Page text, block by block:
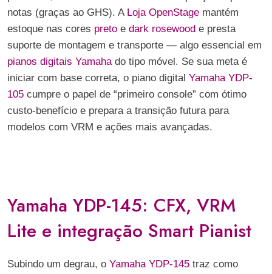
notas (graças ao GHS). A Loja OpenStage mantém
estoque nas cores preto e dark rosewood e presta
suporte de montagem e transporte — algo essencial em
pianos digitais Yamahado tipo móvel. Se sua meta é
iniciar com base correta, o piano digital Yamaha YDP-
105 cumpre o papel de “primeiro console” com ótimo
custo-benefício e prepara a transição futura para
modelos com VRM e ações mais avançadas.
Yamaha YDP-145: CFX, VRM
Lite e integração Smart Pianist
Subindo um degrau, o Yamaha YDP-145 traz como